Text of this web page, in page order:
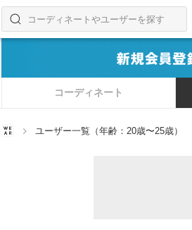
コーディネートやユーザーを探す
検索する
コーディネート
ユーザー一覧（年齢：20歳〜25歳）